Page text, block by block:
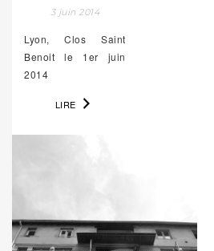
3 juin 2014
Lyon, Clos Saint
Benoit le 1er juin
2014
LIRE